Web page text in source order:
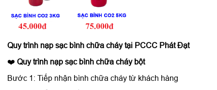
Quy trình nạp sạc bình chữa cháytại PCCC Phát Đạt
❤️ Quy trình nạp sạc bình chữa cháy bột
Bước 1: Tiếp nhận bình chữa cháy từ khách hàng